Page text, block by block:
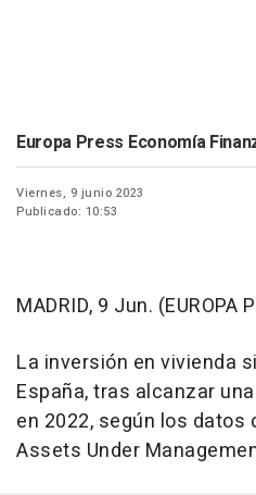
Europa Press Economía
Viernes, 9 junio 2023
Publicado: 10:53
MADRID, 9 Jun. (EUROPA
La inversión en vivienda
España, tras alcanzar
en 2022, según los datos
Assets Under